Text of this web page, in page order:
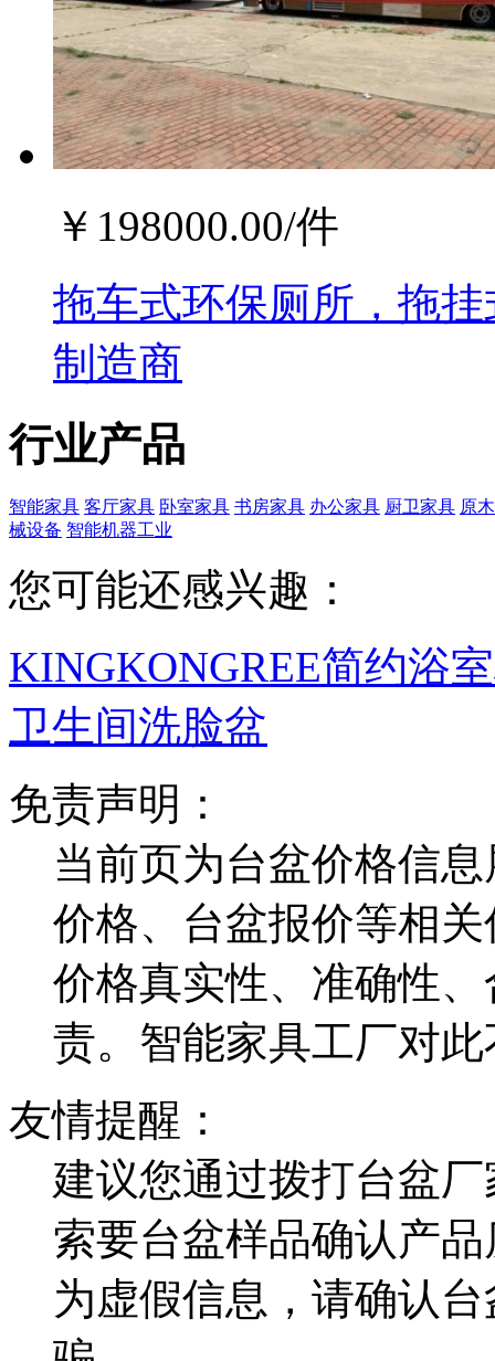
￥ 198000.00/件
拖车式环保厕所，拖
制造商
行业产品
智能家具 客厅家具 卧室家具 书房家具 办公家具 厨卫家具 原
械设备 智能机器工业
您可能还感兴趣：
KINGKONGREE简约浴
卫生间洗脸盆
免责声明：
当前页为台盆价格信
价格、台盆报价等相
价格真实性、准确性
责。智能家具工厂对
友情提醒：
建议您通过拨打台盆
索要台盆样品确认产
为虚假信息，请确认